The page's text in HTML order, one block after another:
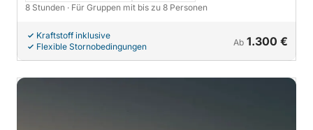
8 Stunden · Für Gruppen mit bis zu 8 Personen
Kraftstoff inklusive
Flexible Stornobedingungen
Ab 1.300 €